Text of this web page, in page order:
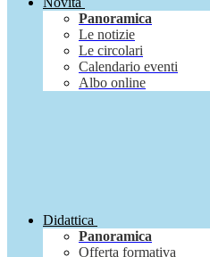
Panoramica
Le notizie
Le circolari
Calendario eventi
Albo online
Didattica
Panoramica
Offerta formativa